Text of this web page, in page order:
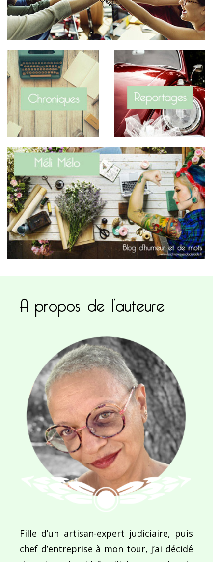
A propos de l’auteure
Fille d’un artisan-expert judiciaire, puis
chef d’entreprise à mon tour, j’ai décidé